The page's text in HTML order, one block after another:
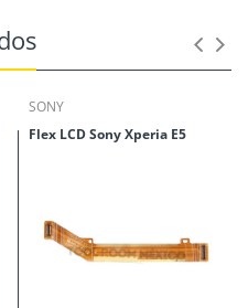
SONY
Flex LCD Sony Xperia E5